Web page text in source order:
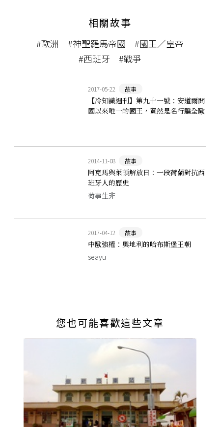
相關故事
#歐洲 #神聖羅馬帝國
#國王／皇帝
#西班牙
#戰爭
2017-05-22 故事
【冷知識週刊】第九十一號：安道爾開
國以來唯一的國王，竟然是名行騙全歐
2014-11-08 故事
阿克馬與萊頓解放日：一段荷蘭對抗西
班牙人的歷史
荷事生非
2017-04-12 故事
中歐強權：奧地利的哈布斯堡王朝
seayu
您也可能喜歡這些文章